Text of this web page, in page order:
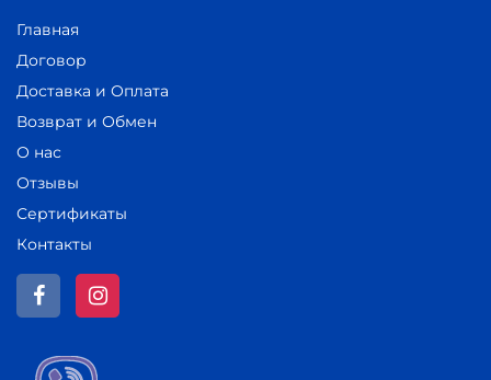
Главная
Договор
Доставка и Оплата
Возврат и Обмен
О нас
Отзывы
Сертификаты
Контакты